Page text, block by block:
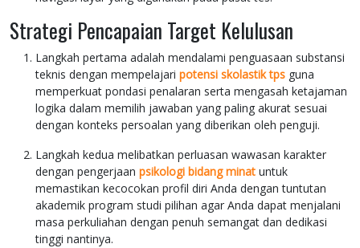
Strategi Pencapaian Target Kelulusan
Langkah pertama adalah mendalami penguasaan substansi
teknis dengan mempelajari potensi skolastik tps guna
memperkuat pondasi penalaran serta mengasah ketajaman
logika dalam memilih jawaban yang paling akurat sesuai
dengan konteks persoalan yang diberikan oleh penguji.
Langkah kedua melibatkan perluasan wawasan karakter
dengan pengerjaan psikologi bidang minat untuk
memastikan kecocokan profil diri Anda dengan tuntutan
akademik program studi pilihan agar Anda dapat menjalani
masa perkuliahan dengan penuh semangat dan dedikasi
tinggi nantinya.